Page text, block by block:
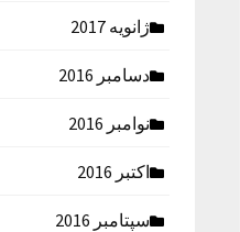
ژانویه 2017
دسامبر 2016
نوامبر 2016
اکتبر 2016
سپتامبر 2016